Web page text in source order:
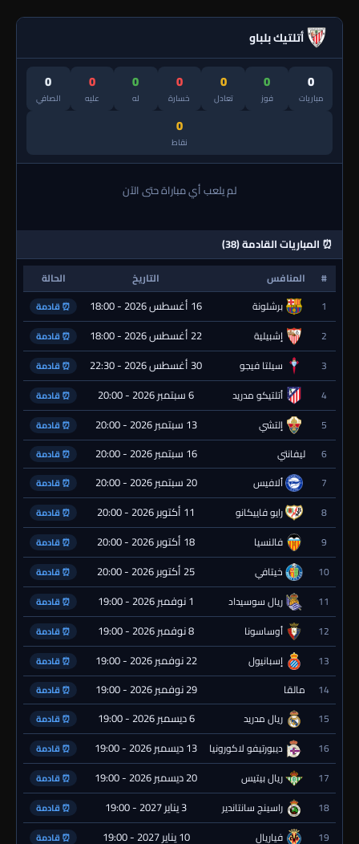
أتلتيك بلباو
0
مباريات
0
فوز
0
تعادل
0
خسارة
0
له
0
عليه
0
الصافي
0
نقاط
لم يلعب أي مباراة حتى الآن
⏰ المباريات القادمة (38)
# المنافس التاريخ
الحالة
1
برشلونة 16 أغسطس 2026 - 18:00 ⏰ قادمة
2 إشبيلية 22 أغسطس 2026 - 18:00 ⏰ قادمة
3 سيلتا فيجو 30 أغسطس 2026 - 22:30 ⏰ قادمة
4 أتلتيكو مدريد 6 سبتمبر 2026 - 20:00 ⏰ قادمة
5 إلتشي 13 سبتمبر 2026 - 20:00 ⏰ قادمة
6 ليفانتي 16 سبتمبر 2026 - 20:00 ⏰ قادمة
7 ألافيس 20 سبتمبر 2026 - 20:00 ⏰ قادمة
8 رايو فاييكانو 11 أكتوبر 2026 - 20:00 ⏰ قادمة
9 فالنسيا 18 أكتوبر 2026 - 20:00 ⏰ قادمة
10 خيتافي 25 أكتوبر 2026 - 20:00 ⏰ قادمة
11 ريال سوسيداد 1 نوفمبر 2026 - 19:00 ⏰ قادمة
12 أوساسونا 8 نوفمبر 2026 - 19:00 ⏰ قادمة
13 إسبانيول 22 نوفمبر 2026 - 19:00 ⏰ قادمة
14 مالقا 29 نوفمبر 2026 - 19:00 ⏰ قادمة
15 ريال مدريد 6 ديسمبر 2026 - 19:00 ⏰ قادمة
16 ديبورتيفو لاكورونيا 13 ديسمبر 2026 - 19:00 ⏰ قادمة
17 ريال بيتيس 20 ديسمبر 2026 - 19:00 ⏰ قادمة
18 راسينج سانتاندير 3 يناير 2027 - 19:00 ⏰ قادمة
19 فياريال 10 يناير 2027 - 19:00 ⏰ قادمة